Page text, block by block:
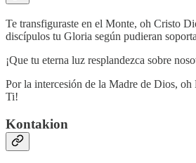
Te transfiguraste en el Monte, oh Cristo
discípulos tu Gloria según pudieran
¡Que tu eterna luz resplandezca sobre
Por la intercesión de la Madre de Dios, oh
Ti!
Kontakion